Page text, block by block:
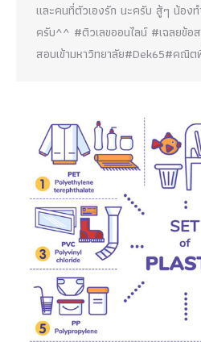
และคนที่ตัวเองรัก นะครับ สู้ๆ น้องท
ครับ^^ #ติวเลขออนไลน์ #เฉลยข้อ
สอบเข้ามหาวิทยาลัย#Dek65#คณิ